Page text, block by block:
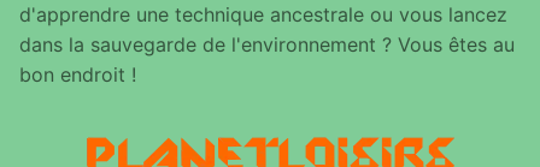
d'apprendre une technique ancestrale ou vous lancez
dans la sauvegarde de l'environnement ? Vous êtes au
bon endroit !